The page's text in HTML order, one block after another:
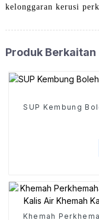
kelonggaran kerusi
Produk Berkaitan
SUP Kembung
Khemah